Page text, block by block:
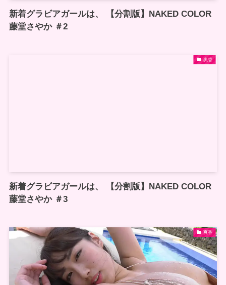
新着グラビアガールは、 【分割版】NAKED COLOR
藤堂さやか ＃2
爽香
新着グラビアガールは、 【分割版】NAKED COLOR
藤堂さやか ＃3
爽香